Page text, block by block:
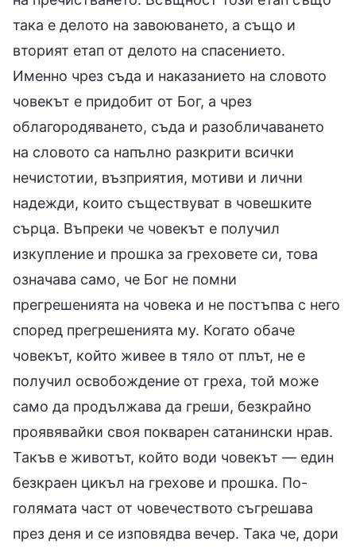
така е делото на завоюването, а също и
вторият етап от делото на спасението.
Именно чрез съда и наказанието на словото
човекът е придобит от Бог, а чрез
облагородяването, съда и разобличаването
на словото са напълно разкрити всички
нечистотии, възприятия, мотиви и лични
надежди, които съществуват в човешките
сърца. Въпреки че човекът е получил
изкупление и прошка за греховете си, това
означава само, че Бог не помни
прегрешенията на човека и не постъпва с него
според прегрешенията му. Когато обаче
човекът, който живее в тяло от плът, не е
получил освобождение от греха, той може
само да продължава да греши, безкрайно
проявявайки своя покварен сатанински нрав.
Такъв е животът, който води човекът — един
безкраен цикъл на грехове и прошка. По-
голямата част от човечеството съгрешава
през деня и се изповядва вечер. Така че, дори